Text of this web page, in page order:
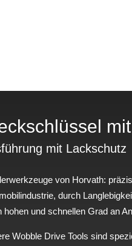
mit Lackschutz
von Horvath:
durch
hohen und schnellen Grad an
Wobble Drive Tools sind